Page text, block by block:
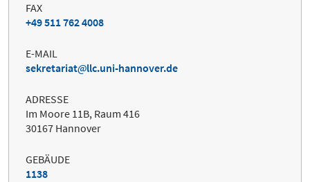
FAX
+49 511 762 4008
E-MAIL
sekretariat
llc.uni-hannover.de
ADRESSE
Im Moore 11B, Raum 416
30167 Hannover
GEBÄUDE
1138